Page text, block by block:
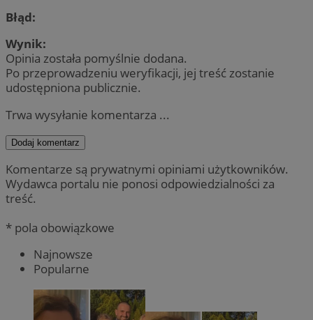
Błąd:
Wynik:
Opinia została pomyślnie dodana.
Po przeprowadzeniu weryfikacji, jej treść zostanie
udostępniona publicznie.
Trwa wysyłanie komentarza ...
Dodaj komentarz
Komentarze są prywatnymi opiniami użytkowników.
Wydawca portalu nie ponosi odpowiedzialności za
treść.
* pola obowiązkowe
Najnowsze
Popularne